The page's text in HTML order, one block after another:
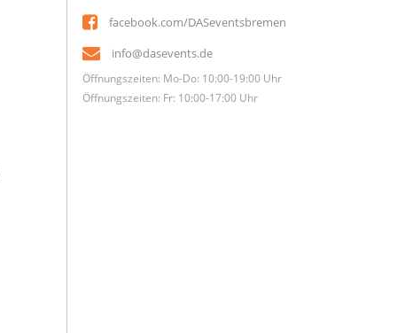
facebook.com/DASeventsbremen
info@dasevents.de
Öffnungszeiten: Mo-Do: 10:00-19:00 Uhr
Öffnungszeiten: Fr: 10:00-17:00 Uhr